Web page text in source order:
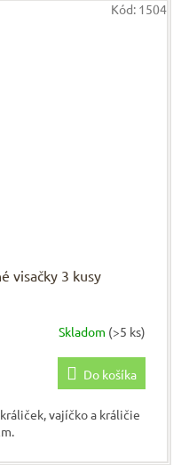
visačky 3 kusy
Skladom (>5 ks)
Do košíka
vajíčko a králičie
Kód: 1504